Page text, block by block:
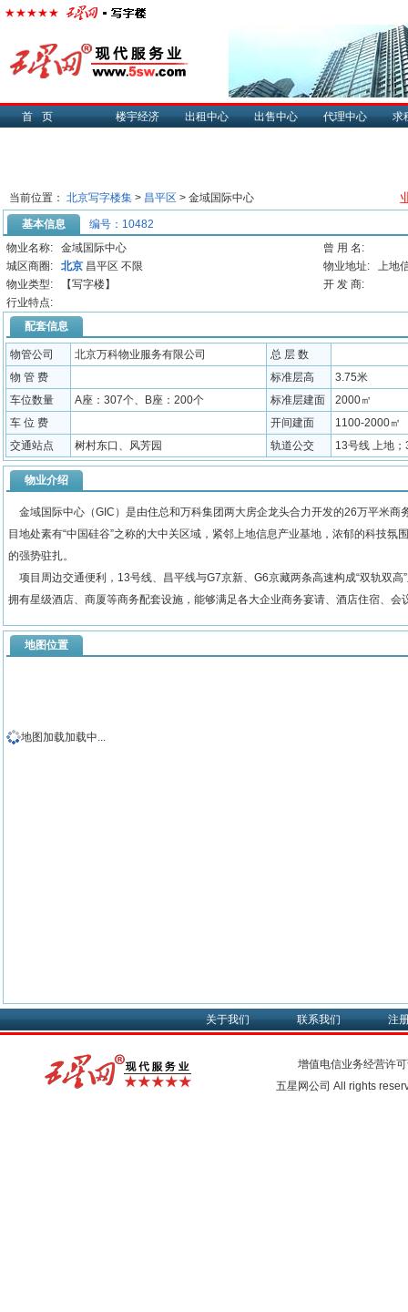
首页 楼宇经济 出租中心 出售中心 代理中心 求
当前位置： 北京写字楼集 > 昌平区 > 金域国际中心
基本信息
编号：10482
物业名称:
金域国际中心
曾 用 名:
城区商圈:
北京 昌平区 不限 物业地址:
上地
物业类型:
【写字楼】
开 发 商:
行业特点:
配套信息
物管公司 北京万科物业服务有限公司
总 层 数
物 管 费
标准层高
3.75米
车位数量
A座：307个、B座：200个 标准层建面
2000㎡
车 位 费
开间建面
1100-2000㎡
交通站点
树村东口、风芳园 轨道公交 13号线 上地
物业介绍
金域国际中心（GIC）是由住总和万科集团两大房企龙头合力开发的26万平米
目地处素有“中国硅谷”之称的大中关区域，紧邻上地信息产业基地，浓郁的科技
的强势驻扎。
项目周边交通便利，13号线、昌平线与G7京新、G6京藏两条高速构成“双轨双
拥有星级酒店、商厦等商务配套设施，能够满足各大企业商务宴请、酒店住宿、会
地图位置
地图加载加载中...
关于我们 联系我们 注
增值电信业务经营许
五星网公司 All rights